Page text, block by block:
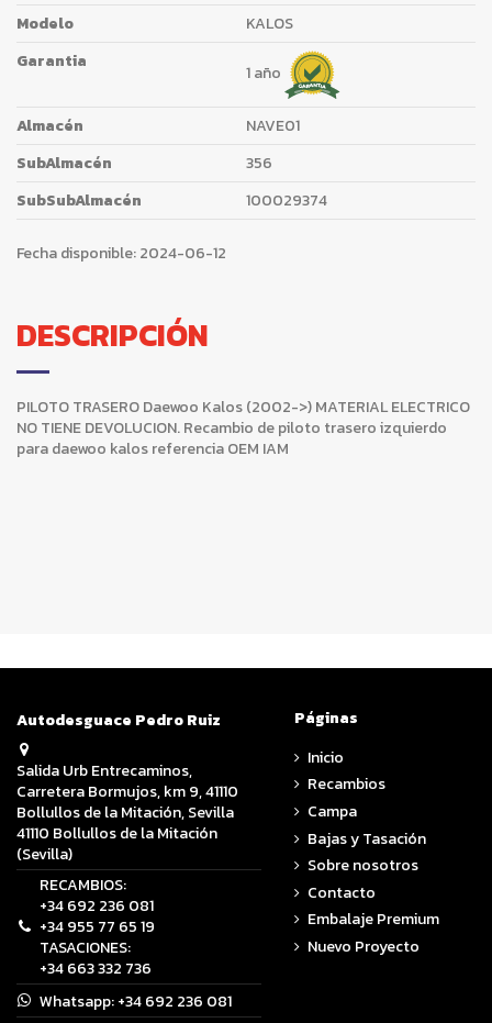
Modelo
KALOS
Garantia
1 año
Almacén
NAVE01
SubAlmacén
356
SubSubAlmacén
100029374
Fecha disponible:2024-06-12
DESCRIPCIÓN
PILOTO TRASERO Daewoo Kalos (2002->) MATERIAL ELECTRICO
NO TIENE DEVOLUCION. Recambio de piloto trasero izquierdo
para daewoo kalos referencia OEM IAM
Autodesguace Pedro Ruiz
Salida Urb Entrecaminos,
Carretera Bormujos, km 9, 41110
Bollullos de la Mitación, Sevilla
41110 Bollullos de la Mitación
(Sevilla)
RECAMBIOS:
+34 692 236 081
+34 955 77 65 19
TASACIONES:
+34 663 332 736
Whatsapp:+34 692 236 081
Páginas
Inicio
Recambios
Campa
Bajas y Tasación
Sobre nosotros
Contacto
Embalaje Premium
Nuevo Proyecto